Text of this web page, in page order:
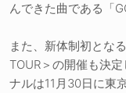
んできた曲である「
また、新体制初とな
TOUR＞の開催も決
ナルは11月30日に東